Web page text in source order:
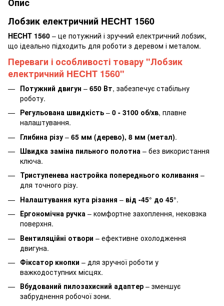
Лобзик електричний HECHT 1560
HECHT 1560 – це потужний і зручний електричний лобзик,
що ідеально підходить для роботи з деревом і металом.
Переваги і особливості товару "Лобзик
електричний HECHT 1560"
Потужний двигун – 650 Вт, забезпечує стабільну
роботу.
Регульована швидкість – 0 - 3100 об/хв, плавне
налаштування.
Глибина різу – 65 мм (дерево), 8 мм (метал).
Швидка заміна пильного полотна – без використання
ключа.
Триступенева настройка попереднього коливання –
для точного різу.
Налаштування кута різання – від -45° до 45°.
Ергономічна ручка – комфортне захоплення, нековзка
поверхня.
Вентиляційні отвори – ефективне охолодження
двигуна.
Фіксатор кнопки – для зручної роботи у
важкодоступних місцях.
Вбудований пилозахисний адаптер – зменшує
забруднення робочої зони.